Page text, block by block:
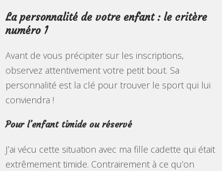
La personnalité de votre enfant : le critère
numéro 1
Avant de vous précipiter sur les inscriptions,
observez attentivement votre petit bout. Sa
personnalité est la clé pour trouver le sport qui lui
conviendra !
Pour l’enfant timide ou réservé
J’ai vécu cette situation avec ma fille cadette qui était
extrêmement timide. Contrairement à ce qu’on